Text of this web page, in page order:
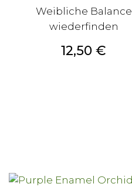
Weibliche Balance
wiederfinden
Preis
12,50 €